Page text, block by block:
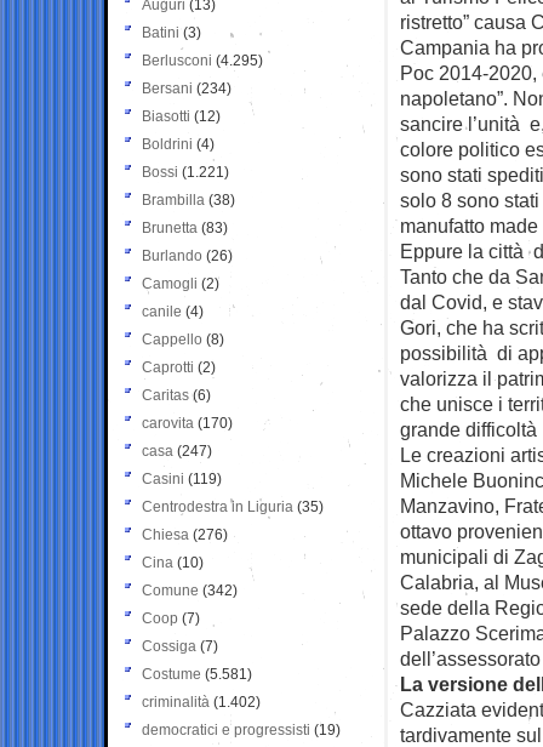
ristretto” causa
Campania ha
Poc 2014-2020,
napoletano”.
sancire l’unità
colore politico
sono stati
solo 8 sono
manufatto
Eppure la città
Tanto che da
dal Covid, e
Gori, che ha
possibilità di
valorizza il
che unisce i
grande difficoltà
Le creazioni
Michele
Manzavino,
ottavo
municipali di
Calabria, al
sede della
Palazzo
La versione
Cazziata
tardivamente
Auguri (13)
Batini (3)
Berlusconi (4.295)
Bersani (234)
Biasotti (12)
Boldrini (4)
Bossi (1.221)
Brambilla (38)
Brunetta (83)
Burlando (26)
Camogli (2)
canile (4)
Cappello (8)
Caprotti (2)
Caritas (6)
carovita (170)
casa (247)
Casini (119)
Centrodestra in Liguria (35)
Chiesa (276)
Cina (10)
Comune (342)
Coop (7)
Cossiga (7)
Costume (5.581)
criminalità (1.402)
democratici e progressisti (19)